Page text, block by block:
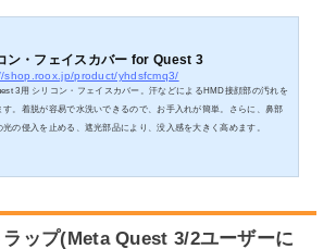
ン・フェイスカバー for Quest 3
shop.roox.jp/product/yhdsfcmq3/
3用 シリコン・フェイスカバー。汗などによるHMD接顔部の汚れを
す。着脱が容易で水洗いできるので、お手入れが簡単。さらに、鼻部
光の侵入を止める、遮光部品により、没入感を大きく高めます。
ップ(Meta Quest 3/2ユーザーに